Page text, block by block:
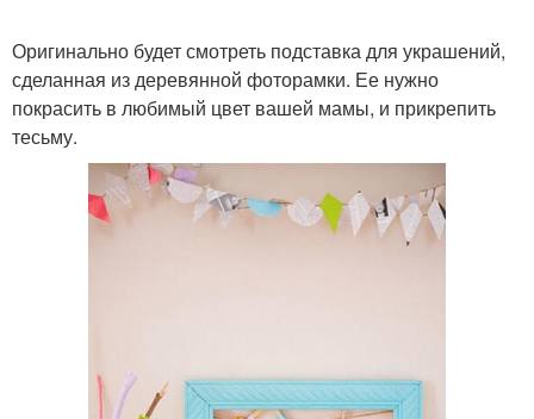
Оригинально будет смотреть подставка для украшений,
сделанная из деревянной фоторамки. Ее нужно
покрасить в любимый цвет вашей мамы, и прикрепить
тесьму.